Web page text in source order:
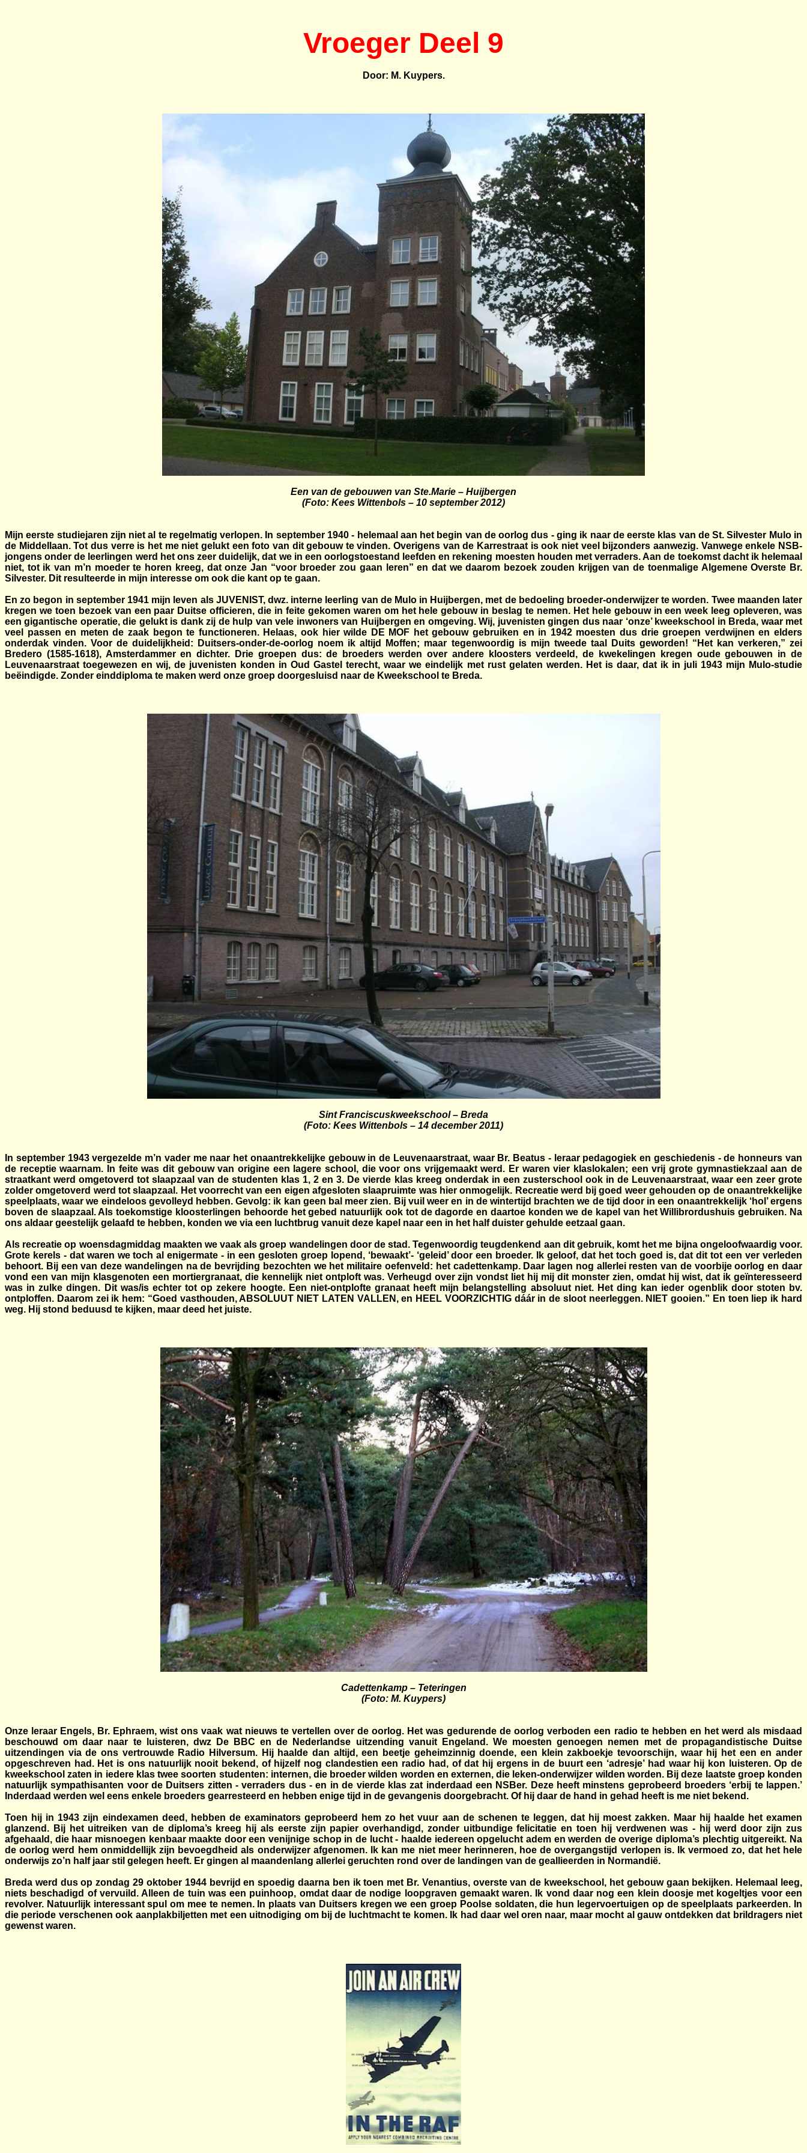
Vroeger Deel 9
Door: M. Kuypers.
Een van de gebouwen van Ste.Marie – Huijbergen
(Foto: Kees Wittenbols – 10 september 2012)
Mijn eerste studiejaren zijn niet al te regelmatig verlopen. In september 1940 - helemaal aan het begin van de oorlog dus - ging ik naar de eerste klas van de St. Silvester Mulo in
de Middellaan. Tot dus verre is het me niet gelukt een foto van dit gebouw te vinden. Overigens van de Karrestraat is ook niet veel bijzonders aanwezig. Vanwege enkele NSB-
jongens onder de leerlingen werd het ons zeer duidelijk, dat we in een oorlogstoestand leefden en rekening moesten houden met verraders. Aan de toekomst dacht ik helemaal
niet, tot ik van m’n moeder te horen kreeg, dat onze Jan “voor broeder zou gaan leren” en dat we daarom bezoek zouden krijgen van de toenmalige Algemene Overste Br.
Silvester. Dit resulteerde in mijn interesse om ook die kant op te gaan.
En zo begon in september 1941 mijn leven als JUVENIST, dwz. interne leerling van de Mulo in Huijbergen, met de bedoeling broeder-onderwijzer te worden. Twee maanden later
kregen we toen bezoek van een paar Duitse officieren, die in feite gekomen waren om het hele gebouw in beslag te nemen. Het hele gebouw in een week leeg opleveren, was
een gigantische operatie, die gelukt is dank zij de hulp van vele inwoners van Huijbergen en omgeving. Wij, juvenisten gingen dus naar ‘onze’ kweekschool in Breda, waar met
veel passen en meten de zaak begon te functioneren. Helaas, ook hier wilde DE MOF het gebouw gebruiken en in 1942 moesten dus drie groepen verdwijnen en elders
onderdak vinden. Voor de duidelijkheid: Duitsers-onder-de-oorlog noem ik altijd Moffen; maar tegenwoordig is mijn tweede taal Duits geworden! “Het kan verkeren,” zei
Bredero (1585-1618), Amsterdammer en dichter. Drie groepen dus: de broeders werden over andere kloosters verdeeld, de kwekelingen kregen oude gebouwen in de
Leuvenaarstraat toegewezen en wij, de juvenisten konden in Oud Gastel terecht, waar we eindelijk met rust gelaten werden. Het is daar, dat ik in juli 1943 mijn Mulo-studie
beëindigde. Zonder einddiploma te maken werd onze groep doorgesluisd naar de Kweekschool te Breda.
Sint Franciscuskweekschool – Breda
(Foto: Kees Wittenbols – 14 december 2011)
In september 1943 vergezelde m’n vader me naar het onaantrekkelijke gebouw in de Leuvenaarstraat, waar Br. Beatus - leraar pedagogiek en geschiedenis - de honneurs van
de receptie waarnam. In feite was dit gebouw van origine een lagere school, die voor ons vrijgemaakt werd. Er waren vier klaslokalen; een vrij grote gymnastiekzaal aan de
straatkant werd omgetoverd tot slaapzaal van de studenten klas 1, 2 en 3. De vierde klas kreeg onderdak in een zusterschool ook in de Leuvenaarstraat, waar een zeer grote
zolder omgetoverd werd tot slaapzaal. Het voorrecht van een eigen afgesloten slaapruimte was hier onmogelijk. Recreatie werd bij goed weer gehouden op de onaantrekkelijke
speelplaats, waar we eindeloos gevolleyd hebben. Gevolg: ik kan geen bal meer zien. Bij vuil weer en in de wintertijd brachten we de tijd door in een onaantrekkelijk ‘hol’ ergens
boven de slaapzaal. Als toekomstige kloosterlingen behoorde het gebed natuurlijk ook tot de dagorde en daartoe konden we de kapel van het Willibrordushuis gebruiken. Na
ons aldaar geestelijk gelaafd te hebben, konden we via een luchtbrug vanuit deze kapel naar een in het half duister gehulde eetzaal gaan.
Als recreatie op woensdagmiddag maakten we vaak als groep wandelingen door de stad. Tegenwoordig teugdenkend aan dit gebruik, komt het me bijna ongeloofwaardig voor.
Grote kerels - dat waren we toch al enigermate - in een gesloten groep lopend, ‘bewaakt’- ‘geleid’ door een broeder. Ik geloof, dat het toch goed is, dat dit tot een ver verleden
behoort. Bij een van deze wandelingen na de bevrijding bezochten we het militaire oefenveld: het cadettenkamp. Daar lagen nog allerlei resten van de voorbije oorlog en daar
vond een van mijn klasgenoten een mortiergranaat, die kennelijk niet ontploft was. Verheugd over zijn vondst liet hij mij dit monster zien, omdat hij wist, dat ik geïnteresseerd
was in zulke dingen. Dit was/is echter tot op zekere hoogte. Een niet-ontplofte granaat heeft mijn belangstelling absoluut niet. Het ding kan ieder ogenblik door stoten bv.
ontploffen. Daarom zei ik hem: “Goed vasthouden, ABSOLUUT NIET LATEN VALLEN, en HEEL VOORZICHTIG dáár in de sloot neerleggen. NIET gooien.” En toen liep ik hard
weg. Hij stond beduusd te kijken, maar deed het juiste.
Cadettenkamp – Teteringen
(Foto: M. Kuypers)
Onze leraar Engels, Br. Ephraem, wist ons vaak wat nieuws te vertellen over de oorlog. Het was gedurende de oorlog verboden een radio te hebben en het werd als misdaad
beschouwd om daar naar te luisteren, dwz De BBC en de Nederlandse uitzending vanuit Engeland. We moesten genoegen nemen met de propagandistische Duitse
uitzendingen via de ons vertrouwde Radio Hilversum. Hij haalde dan altijd, een beetje geheimzinnig doende, een klein zakboekje tevoorschijn, waar hij het een en ander
opgeschreven had. Het is ons natuurlijk nooit bekend, of hijzelf nog clandestien een radio had, of dat hij ergens in de buurt een ‘adresje’ had waar hij kon luisteren. Op de
kweekschool zaten in iedere klas twee soorten studenten: internen, die broeder wilden worden en externen, die leken-onderwijzer wilden worden. Bij deze laatste groep konden
natuurlijk sympathisanten voor de Duitsers zitten - verraders dus - en in de vierde klas zat inderdaad een NSBer. Deze heeft minstens geprobeerd broeders ‘erbij te lappen.’
Inderdaad werden wel eens enkele broeders gearresteerd en hebben enige tijd in de gevangenis doorgebracht. Of hij daar de hand in gehad heeft is me niet bekend.
Toen hij in 1943 zijn eindexamen deed, hebben de examinators geprobeerd hem zo het vuur aan de schenen te leggen, dat hij moest zakken. Maar hij haalde het examen
glanzend. Bij het uitreiken van de diploma’s kreeg hij als eerste zijn papier overhandigd, zonder uitbundige felicitatie en toen hij verdwenen was - hij werd door zijn zus
afgehaald, die haar misnoegen kenbaar maakte door een venijnige schop in de lucht - haalde iedereen opgelucht adem en werden de overige diploma’s plechtig uitgereikt. Na
de oorlog werd hem onmiddellijk zijn bevoegdheid als onderwijzer afgenomen. Ik kan me niet meer herinneren, hoe de overgangstijd verlopen is. Ik vermoed zo, dat het hele
onderwijs zo’n half jaar stil gelegen heeft. Er gingen al maandenlang allerlei geruchten rond over de landingen van de geallieerden in Normandië.
Breda werd dus op zondag 29 oktober 1944 bevrijd en spoedig daarna ben ik toen met Br. Venantius, overste van de kweekschool, het gebouw gaan bekijken. Helemaal leeg,
niets beschadigd of vervuild. Alleen de tuin was een puinhoop, omdat daar de nodige loopgraven gemaakt waren. Ik vond daar nog een klein doosje met kogeltjes voor een
revolver. Natuurlijk interessant spul om mee te nemen. In plaats van Duitsers kregen we een groep Poolse soldaten, die hun legervoertuigen op de speelplaats parkeerden. In
die periode verschenen ook aanplakbiljetten met een uitnodiging om bij de luchtmacht te komen. Ik had daar wel oren naar, maar mocht al gauw ontdekken dat brildragers niet
gewenst waren.